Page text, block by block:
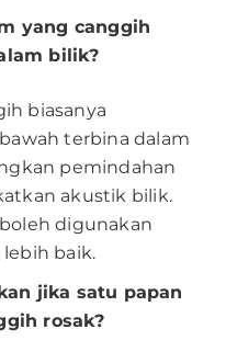
yang canggih
bilik?
biasanya
terbina dalam
pemindahan
akustik bilik.
digunakan
baik.
jika satu papan
rosak?